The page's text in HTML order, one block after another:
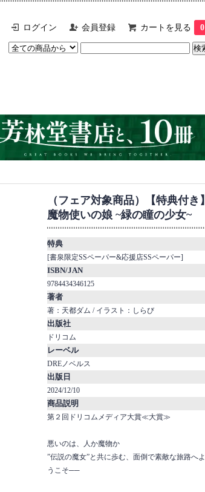
ログイン 会員登録 カートを見る 0
（フェア対象商品）【特典付き】
魔物使いの娘 ~緑の瞳の少女~
特典
[書泉限定SSペーパー&応援店SSペーパー]
ISBN/JAN
9784434346125
著者
著：天都ダム / イラスト：しらび
出版社
ドリコム
レーベル
DREノベルス
出版日
2024/12/10
商品説明
第２回ドリコムメディア大賞≪大賞≫
悪いのは、人か魔物か
”伝説の魔女”と共に歩む、面倒で素敵な旅路へよ
うこそ──